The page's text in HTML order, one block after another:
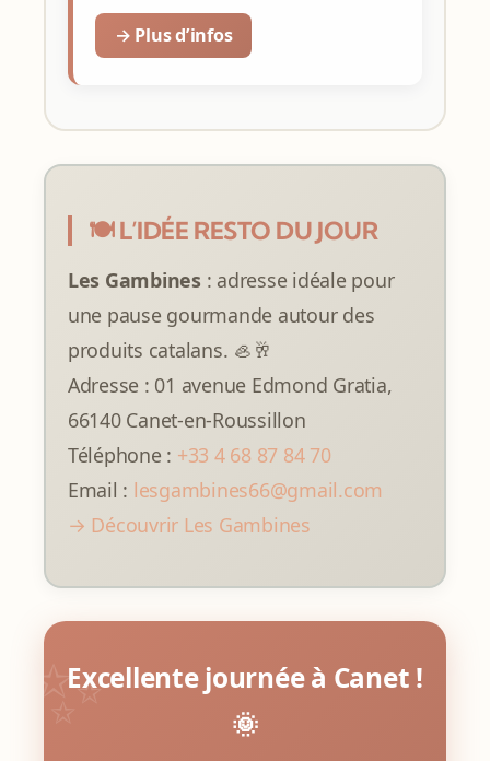
→ Plus d’infos
🍽️ L’IDÉE RESTO DU JOUR
Les Gambines : adresse idéale pour
une pause gourmande autour des
produits catalans. 🦪🥂
Adresse : 01 avenue Edmond Gratia,
66140 Canet-en-Roussillon
Téléphone : +33 4 68 87 84 70
Email : lesgambines66@gmail.com
→ Découvrir Les Gambines
Excellente journée à Canet !
🌞